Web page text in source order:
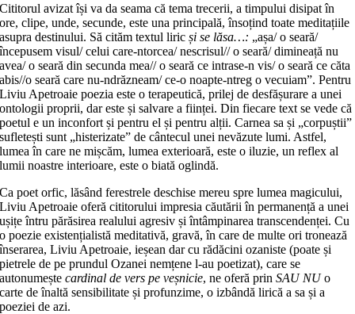
Cititorul avizat își va da seama că tema trecerii, a timpului disipat în
ore, clipe, unde, secunde, este una principală, însoțind toate meditațiile
asupra destinului. Să cităm textul liricși se lăsa…: „așa/ o seară/
începusem visul/ celui care-ntorcea/ nescrisul// o seară/ dimineață nu
avea/ o seară din secunda mea// o seară ce intrase-n vis/ o seară ce căta
abis//o seară care nu-ndrăzneam/ ce-o noapte-ntreg o vecuiam”. Pentru
Liviu Apetroaie poezia este o terapeutică, prilej de desfășurare a unei
ontologii proprii, dar este și salvare a ființei. Din fiecare text se vede că
poetul e un inconfort și pentru el și pentru alții. Carnea sa și „corpuștii”
sufletești sunt „histerizate” de cântecul unei nevăzute lumi. Astfel,
lumea în care ne mișcăm, lumea exterioară, este o iluzie, un reflex al
lumii noastre interioare, este o biată oglindă.
Ca poet orfic, lăsând ferestrele deschise mereu spre lumea magicului,
Liviu Apetroaie oferă cititorului impresia căutării în permanență a unei
ușițe întru părăsirea realului agresiv și întâmpinarea transcendenței. Cu
o poezie existențialistă meditativă, gravă, în care de multe ori tronează
înserarea, Liviu Apetroaie, ieșean dar cu rădăcini ozaniste (poate și
pietrele de pe prundul Ozanei nemțene l-au poetizat), care se
autonumeștecardinal de vers pe veșnicie, ne oferă prinSAU NUo
carte de înaltă sensibilitate și profunzime, o izbândă lirică a sa și a
poeziei de azi.